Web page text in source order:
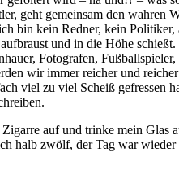
geht gemeinsam den wahren
bin kein Redner, kein
und in die Höhe
Fotografen,
wir immer reicher und
viel zu viel Scheiß gefressen
auf und trinke mein Glas
halb zwölf, der Tag war